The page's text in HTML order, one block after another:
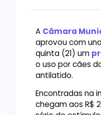
A Câmara
aprovou com
quinta (21) um
o uso por cães
antilatido.
Encontradas na
chegam aos R$